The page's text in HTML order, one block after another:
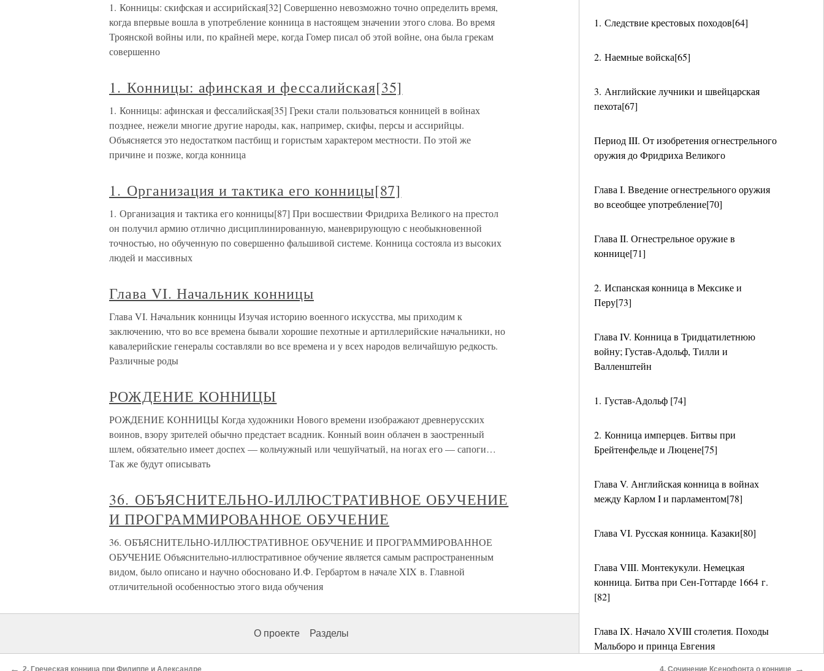
1. Следствие крестовых походов[64]
2. Наемные войска[65]
3. Английские лучники и швейцарская
пехота[67]
Период III. От изобретения огнестрельного
оружия до Фридриха Великого
Глава I. Введение огнестрельного оружия
во всеобщее употребление[70]
Глава II. Огнестрельное оружие в
коннице[71]
2. Испанская конница в Мексике и
Перу[73]
Глава IV. Конница в Тридцатилетнюю
войну; Густав-Адольф, Тилли и
Валленштейн
1. Густав-Адольф [74]
2. Конница имперцев. Битвы при
Брейтенфельде и Люцене[75]
Глава V. Английская конница в войнах
между Карлом I и парламентом[78]
Глава VI. Русская конница. Казаки[80]
Глава VIII. Монтекукули. Немецкая
конница. Битва при Сен-Готтарде 1664 г.
[82]
Глава IX. Начало XVIII столетия. Походы
Мальборо и принца Евгения
1. Конницы: скифская и ассирийская[32] Совершенно невозможно точно определить время,
когда впервые вошла в употребление конница в настоящем значении этого слова. Во время
Троянской войны или, по крайней мере, когда Гомер писал об этой войне, она была грекам
совершенно
1. Конницы: афинская и фессалийская[35]
1. Конницы: афинская и фессалийская[35] Греки стали пользоваться конницей в войнах
позднее, нежели многие другие народы, как, например, скифы, персы и ассирийцы.
Объясняется это недостатком пастбищ и гористым характером местности. По этой же
причине и позже, когда конница
1. Организация и тактика его конницы[87]
1. Организация и тактика его конницы[87] При восшествии Фридриха Великого на престол
он получил армию отлично дисциплинированную, маневрирующую с необыкновенной
точностью, но обученную по совершенно фальшивой системе. Конница состояла из высоких
людей и массивных
Глава VI. Начальник конницы
Глава VI. Начальник конницы Изучая историю военного искусства, мы приходим к
заключению, что во все времена бывали хорошие пехотные и артиллерийские начальники, но
кавалерийские генералы составляли во все времена и у всех народов величайшую редкость.
Различные роды
РОЖДЕНИЕ КОННИЦЫ
РОЖДЕНИЕ КОННИЦЫ Когда художники Нового времени изображают древнерусских
воинов, взору зрителей обычно предстает всадник. Конный воин облачен в заостренный
шлем, обязательно имеет доспех — кольчужный или чешуйчатый, на ногах его — сапоги…
Так же будут описывать
36. ОБЪЯСНИТЕЛЬНО-ИЛЛЮСТРАТИВНОЕ ОБУЧЕНИЕ
И ПРОГРАММИРОВАННОЕ ОБУЧЕНИЕ
36. ОБЪЯСНИТЕЛЬНО-ИЛЛЮСТРАТИВНОЕ ОБУЧЕНИЕ И ПРОГРАММИРОВАННОЕ
ОБУЧЕНИЕ Объяснительно-иллюстративное обучение является самым распространенным
видом, было описано и научно обосновано И.Ф. Гербартом в начале XIX в. Главной
отличительной особенностью этого вида обучения
О проекте Разделы
← 2. Греческая конница при Филиппе и Александре 4. Сочинение Ксенофонта о коннице →